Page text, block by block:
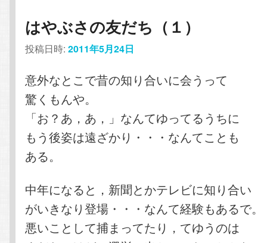
はやぶさの友だち（１）
投稿日時:2011年5月24日
意外なとこで昔の知り合いに会うって
驚くもんや。
「お？あ，あ，」なんてゆってるうちに
もう後姿は遠ざかり・・・なんてことも
ある。
中年になると，新聞とかテレビに知り合い
がいきなり登場・・・なんて経験もあるで。
悪いことして捕まってたり，てゆうのは